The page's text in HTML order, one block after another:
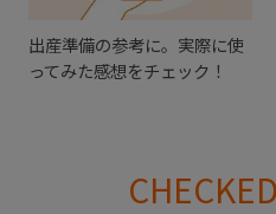
出産準備の参考に。実際に使
ってみた感想をチェック！